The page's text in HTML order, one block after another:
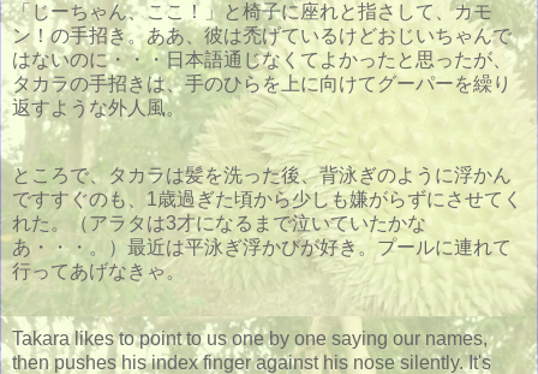
「じーちゃん、ここ！」と椅子に座れと指さして、カモ
ン！の手招き。ああ、彼は禿げているけどおじいちゃんで
はないのに・・・日本語通じなくてよかったと思ったが、
タカラの手招きは、手のひらを上に向けてグーパーを繰り
返すような外人風。
ところで、タカラは髪を洗った後、背泳ぎのように浮かん
ですすぐのも、1歳過ぎた頃から少しも嫌がらずにさせてく
れた。（アラタは3才になるまで泣いていたかな
あ・・・。）最近は平泳ぎ浮かびが好き。プールに連れて
行ってあげなきゃ。
Takara likes to point to us one by one saying our names,
then pushes his index finger against his nose silently. It's